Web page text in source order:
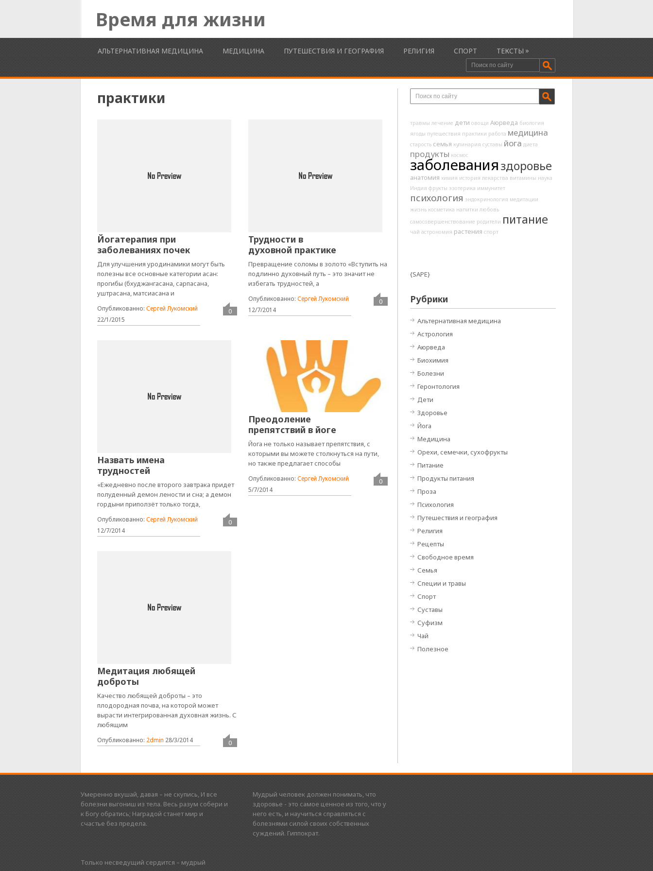
Время для жизни
АЛЬТЕРНАТИВНАЯ МЕДИЦИНА МЕДИЦИНА ПУТЕШЕСТВИЯ И ГЕОГРАФИЯ РЕЛИГИЯ СПОРТ ТЕКСТЫ »
практики
Йогатерапия при
заболеваниях почек
Для улучшения уродинамики могут быть
полезны все основные категории асан:
прогибы (бхуджангасана, сарпасана,
уштрасана, матсиасана и
Опубликованно:Сергей Лукомский
22/1/2015
0
Трудности в
духовной практике
Превращение соломы в золото «Вступить на
подлинно духовный путь – это значит не
избегать трудностей, а
Опубликованно: Сергей Лукомский
12/7/2014
0
Назвать имена
трудностей
«Ежедневно после второго завтрака придет
полуденный демон лености и сна; а демон
гордыни приползёт только тогда,
Опубликованно:Сергей Лукомский
12/7/2014
0
Преодоление
препятствий в йоге
Йога не только называет препятствия, с
которыми вы можете столкнуться на пути,
но также предлагает способы
Опубликованно: Сергей Лукомский
5/7/2014
0
Медитация любящей
доброты
Качество любящей доброты – это
плодородная почва, на которой может
вырасти интегрированная духовная жизнь. С
любящим
Опубликованно: 2dmin 28/3/2014 0
травмы лечение дети овощи Аюрведа биология
ягоды путешествия практики работа медицина
старость семья кулинария суставы йога диета
продукты космос
заболеванияздоровье
анатомия химия история лекарства витамины наука
Индия фрукты эзотерика иммунитет
психология эндокринология медитации
жизнь косметика напитки любовь
самосовершенствование родители питание
чай астрономия растения спорт
{SAPE}
Рубрики
Альтернативная медицина
Астрология
Аюрведа
Биохимия
Болезни
Геронтология
Дети
Здоровье
Йога
Медицина
Орехи, семечки, сухофрукты
Питание
Продукты питания
Проза
Психология
Путешествия и география
Религия
Рецепты
Свободное время
Семья
Специи и травы
Спорт
Суставы
Суфизм
Чай
Полезное
Умеренно вкушай, давая – не скупись, И все
болезни выгониш из тела. Весь разум собери и
к Богу обратись; Наградой станет мир и
счастье без предела.
Только несведущий сердится – мудрый
Мудрый человек должен понимать, что
здоровье - это самое ценное из того, что у
него есть, и научиться справляться с
болезнями силой своих собственных
суждений. Гиппократ.